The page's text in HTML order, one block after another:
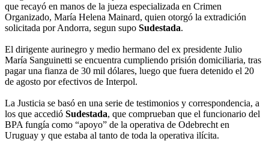
que recayó en manos de la jueza especializada en Crimen
Organizado, María Helena Mainard, quien otorgó la extradición
solicitada por Andorra, segun supo Sudestada.
El dirigente aurinegro y medio hermano del ex presidente Julio
María Sanguinetti se encuentra cumpliendo prisión domiciliaria, tras
pagar una fianza de 30 mil dólares, luego que fuera detenido el 20
de agosto por efectivos de Interpol.
La Justicia se basó en una serie de testimonios y correspondencia, a
los que accedió Sudestada, que comprueban que el funcionario del
BPA fungía como “apoyo” de la operativa de Odebrecht en
Uruguay y que estaba al tanto de toda la operativa ilícita.